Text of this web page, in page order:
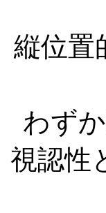
縦位置
わず
視認性